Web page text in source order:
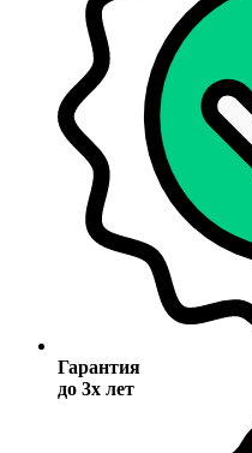
Гарантия
до 3х лет